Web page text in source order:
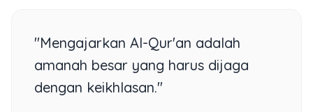
"Mengajarkan Al-Qur'an adalah
amanah besar yang harus dijaga
dengan keikhlasan."